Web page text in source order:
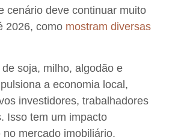
cenário deve continuar muito
2026, como mostram diversas
soja, milho, algodão e
a economia local,
investidores, trabalhadores
Isso tem um impacto
no mercado imobiliário.